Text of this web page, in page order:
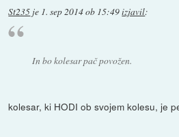
St235 je 1. sep 2014 ob 15:49izjavil:
In bo kolesar pač povožen.
kolesar, ki HODI ob svojem kolesu, je